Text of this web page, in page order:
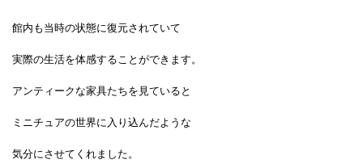
館内も当時の状態に復元されていて
実際の生活を体感することができます。
アンティークな家具たちを見ていると
ミニチュアの世界に入り込んだような
気分にさせてくれました。